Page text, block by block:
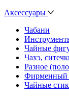
Аксессуары
Чабани
Чайные
Чахэ,
Разное
Фирменный
Чайные